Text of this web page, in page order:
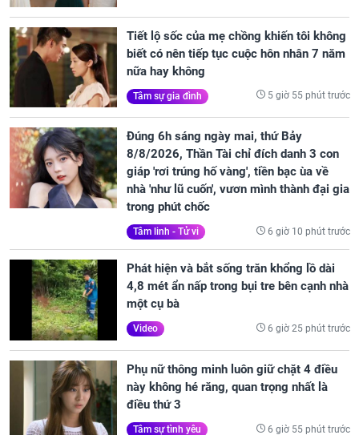
Tiết lộ sốc của mẹ chồng khiến tôi không
biết có nên tiếp tục cuộc hôn nhân 7 năm
nữa hay không
Tâm sự gia đình 5 giờ 55 phút trước
Đúng 6h sáng ngày mai, thứ Bảy
8/8/2026, Thần Tài chỉ đích danh 3 con
giáp 'rơi trúng hố vàng', tiền bạc ùa về
nhà 'như lũ cuốn', vươn mình thành đại gia
trong phút chốc
Tâm linh - Tử vi 6 giờ 10 phút trước
Phát hiện và bắt sống trăn khổng lồ dài
4,8 mét ẩn nấp trong bụi tre bên cạnh nhà
một cụ bà
Video 6 giờ 25 phút trước
Phụ nữ thông minh luôn giữ chặt 4 điều
này không hé răng, quan trọng nhất là
điều thứ 3
Tâm sự tình yêu 6 giờ 55 phút trước